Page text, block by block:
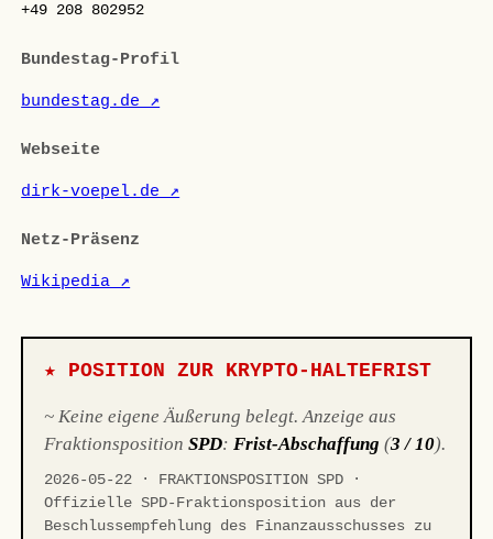
+49 208 802952
Bundestag-Profil
bundestag.de ↗
Webseite
dirk-voepel.de ↗
Netz-Präsenz
Wikipedia ↗
★ POSITION ZUR KRYPTO-HALTEFRIST
~ Keine eigene Äußerung belegt. Anzeige aus
FraktionspositionSPD:Frist-Abschaffung (3 / 10).
2026-05-22 · FRAKTIONSPOSITION SPD ·
Offizielle SPD-Fraktionsposition aus der
Beschlussempfehlung des Finanzausschusses zu